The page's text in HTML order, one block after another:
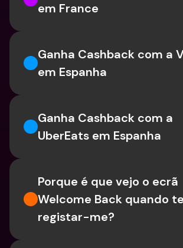
em France
Ganha Cashback com a
em Espanha
Ganha Cashback com a
UberEats em Espanha
Porque é que vejo o ecrã
Welcome Back quando
registar-me?